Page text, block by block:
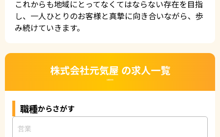
これからも地域にとってなくてはならない存在を目指
し、一人ひとりのお客様と真摯に向き合いながら、歩
み続けていきます。
株式会社元気屋 の求人一覧
CAREERS
職種からさがす